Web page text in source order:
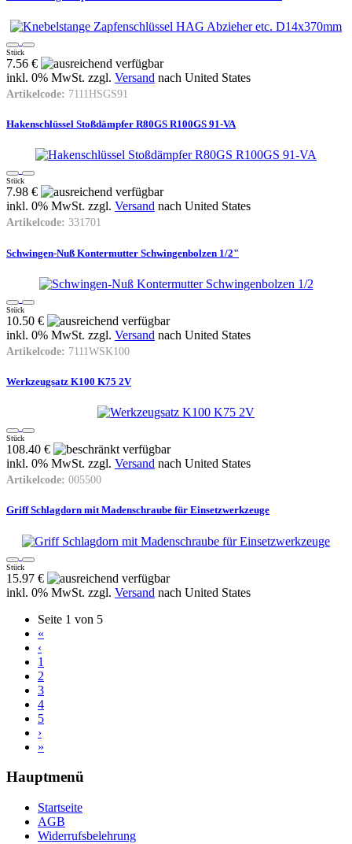
Stück
7.56 €
inkl. 0% MwSt. zzgl. Versand nach United States
Artikelcode: 7111HSGS91
Hakenschlüssel Stoßdämpfer R80GS R100GS 91-VA
Stück
7.98 €
inkl. 0% MwSt. zzgl. Versand nach United States
Artikelcode: 331701
Schwingen-Nuß Kontermutter Schwingenbolzen 1/2"
Stück
10.50 €
inkl. 0% MwSt. zzgl. Versand nach United States
Artikelcode: 7111WSK100
Werkzeugsatz K100 K75 2V
Stück
108.40 €
inkl. 0% MwSt. zzgl. Versand nach United States
Artikelcode: 005500
Griff Schlagdorn mit Madenschraube für Einsetzwerkzeuge
Stück
15.97 €
inkl. 0% MwSt. zzgl. Versand nach United States
Seite 1 von 5
«
‹
1
2
3
4
5
›
»
Hauptmenü
Startseite
AGB
Widerrufsbelehrung